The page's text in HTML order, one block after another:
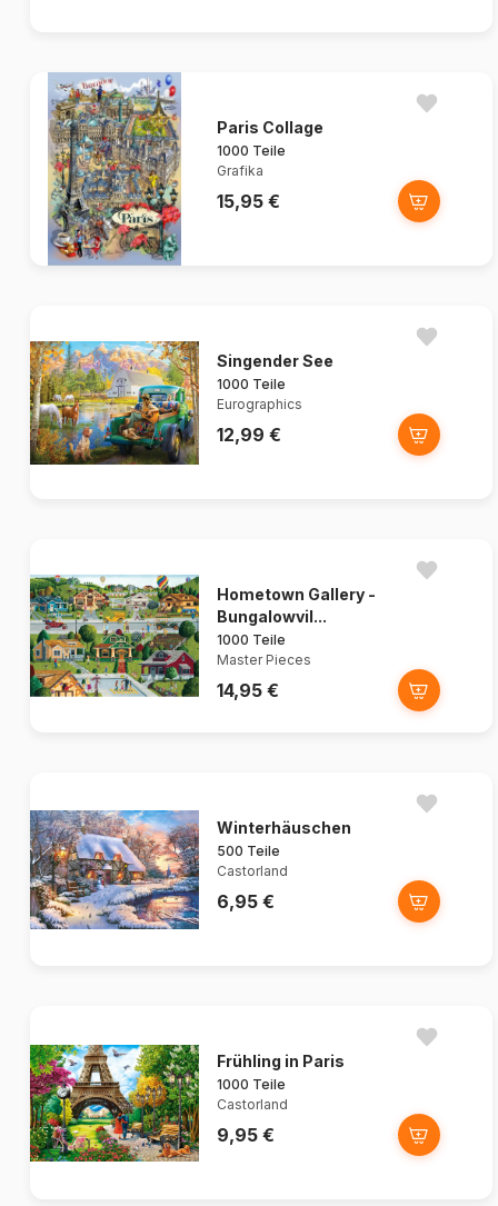
Paris Collage
1000 Teile
Grafika
15,95 €
Singender See
1000 Teile
Eurographics
12,99 €
Hometown Gallery -
Bungalowvil...
1000 Teile
Master Pieces
14,95 €
Winterhäuschen
500 Teile
Castorland
6,95 €
Frühling in Paris
1000 Teile
Castorland
9,95 €